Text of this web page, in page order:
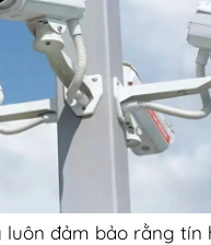
luôn đảm bảo rằng tín